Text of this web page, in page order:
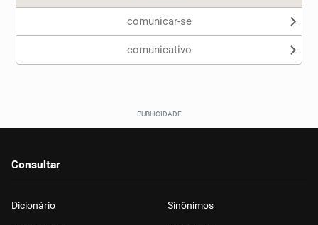
comunicar-se
comunicativo
Consultar
Dicionário Sinônimos